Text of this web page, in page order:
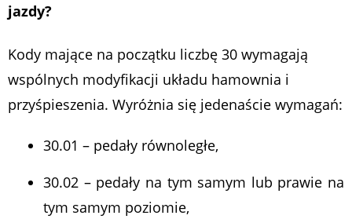
jazdy?
Kody mające na początku liczbę 30 wymagają
wspólnych modyfikacji układu hamownia i
przyśpieszenia. Wyróżnia się jedenaście wymagań:
30.01 – pedały równoległe,
30.02 – pedały na tym samym lub prawie na
tym samym poziomie,